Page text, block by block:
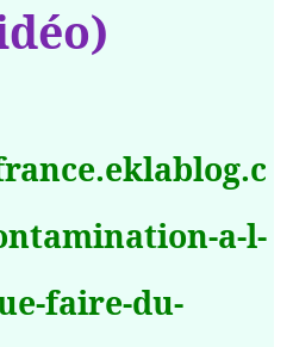
a-l-
faire-du-